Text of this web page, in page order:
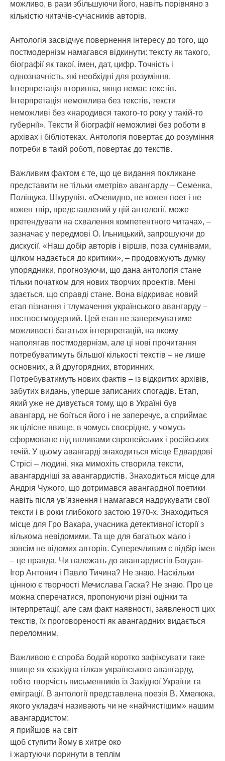
можливо, в рази збільшуючи його, навіть порівняно з
кількістю читачів-сучасників авторів.
Антологія засвідчує повернення інтересу до того, що
постмодернізм намагався відкинути: тексту як такого,
біографії як такої, імен, дат, цифр. Точність і
однозначність, які необхідні для розуміння.
Інтерпретація вторинна, якщо немає текстів.
Інтерпретація неможлива без текстів, тексти
неможливі без «народився такого-то року у такій-то
губернії». Тексти й біографії неможливі без роботи в
архівах і бібліотеках. Антологія повертає до розуміння
потреби в такій роботі, повертає до текстів.
Важливим фактом є те, що це видання покликане
представити не тільки «метрів» авангарду – Семенка,
Поліщука, Шкурупія. «Очевидно, не кожен поет і не
кожен твір, представлений у цій антології, може
претендувати на схвалення компетентного читача», –
зазначає у передмові О. Ільницький, запрошуючи до
дискусії. «Наш добір авторів і віршів, поза сумнівами,
цілком надається до критики», – продовжують думку
упорядники, прогнозуючи, що дана антологія стане
тільки початком для нових творчих проектів. Мені
здається, що справді стане. Вона відкриває новий
етап пізнання і тлумачення українського авангарду –
постпостмодерний. Цей етап не заперечуватиме
можливості багатьох інтерпретацій, на якому
наполягав постмодернізм, але ці нові прочитання
потребуватимуть більшої кількості текстів – не лише
основних, а й другорядних, вторинних.
Потребуватимуть нових фактів – із відкритих архівів,
забутих видань, уперше записаних спогадів. Етап,
який уже не дивується тому, що в Україні був
авангард, не боїться його і не заперечує, а сприймає
як цілісне явище, в чомусь своєрідне, у чомусь
сформоване під впливами європейських і російських
течій. У цьому авангарді знаходиться місце Едвардові
Стрісі – людині, яка мимохіть створила тексти,
авангардніші за авангардистів. Знаходиться місце для
Андрія Чужого, що дотримався авангардної поетики
навіть після ув’язнення і намагався надрукувати свої
тексти і в роки глибокого застою 1970-х. Знаходиться
місце для Гро Вакара, учасника детективної історії з
кількома невідомими. Та ще для багатьох мало і
зовсім не відомих авторів. Суперечливим є підбір імен
– це правда. Чи належать до авангардистів Богдан-
Ігор Антонич і Павло Тичина? Не знаю. Наскільки
цінною є творчості Мечислава Гаска? Не знаю. Про це
можна сперечатися, пропонуючи різні оцінки та
інтерпретації, але сам факт наявності, заявленості цих
текстів, їх проговореності як авангардних видається
переломним.
Важливою є спроба бодай коротко зафіксувати таке
явище як «західна гілка» українського авангарду,
тобто творчість письменників із Західної України та
еміграції. В антології представлена поезія В. Хмелюка,
якого укладачі називають чи не «найчистішим» нашим
авангардистом:
я прийшов на світ
щоб ступити йому в хитре око
і жартуючи поринути в теплім